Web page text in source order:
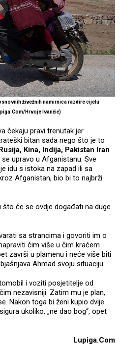
živežnih namirnica razdire cijelu
Hrvoje Ivančić)
čekaju pravi trenutak jer
bitan sada nego što je to
Kina, Indija, Pakistan Iran
upravo u Afganistanu. Sve
idu s istoka na zapad ili sa
Afganistan, bio bi to najbrži
će se ovdje događati na duge
sa strancima i govoriti im o
čim više u čim kraćem
završi u plamenu i neće više biti
Ahmad svoju situaciju.
i voziti posjetitelje od
nezavisniji. Zatim mu je plan,
Nakon toga bi ženi kupio dvije
ukoliko, „ne dao bog“, opet
Lupiga.Com